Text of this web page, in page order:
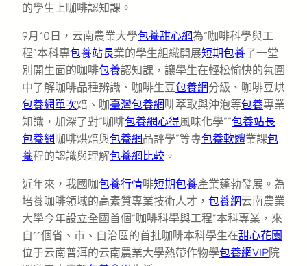
的學生上咖啡認知課。
9月10日，云南農業大學包養甜心網為“咖啡科學與工
程”本科專包養站長業的學生組織開展短期包養了一堂
別開生面的咖啡包養認知課，讓學生在輕松愉快的氛圍
中了解咖啡品種辨識、咖啡生豆包養網分級、咖啡豆烘
包養網單次焙、咖臺灣包養網啡萃取與沖泡等包養專業
知識，加深了對“咖啡包養網心得風味化學”“包養站長
包養網咖啡烘焙與包養網品評學”等專包養軟體業課包
養程的認識與理解包養網比較 。
近年來，我國咖包養行情啡短期包養產業蓬勃發展。為
培養咖啡領域的高素質專業技術人才， 包養網云南農業
大學今年設立全國首個“咖啡科學與工程”本科專業，來
自11個省、市、自治區的首批咖啡本科學生在甜心花園
位于云南普洱的云南農業大學熱帶作物學包養網VIP院